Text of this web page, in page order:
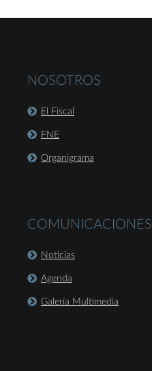
NOSOTROS
El Fiscal
FNE
Organigrama
COMUNICACIONES
Noticias
Agenda
Galería Multimedia